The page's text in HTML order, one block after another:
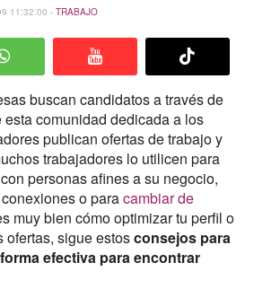
11:32:00 - TRABAJO
buscan candidatos a través de
esta comunidad dedicada a los
publican ofertas de trabajo y
trabajadores lo utilicen para
personas afines a su negocio,
o paracambiar de
muy bien cómo optimizar tu perfil o
ofertas, sigue estosconsejos para
efectiva para encontrar